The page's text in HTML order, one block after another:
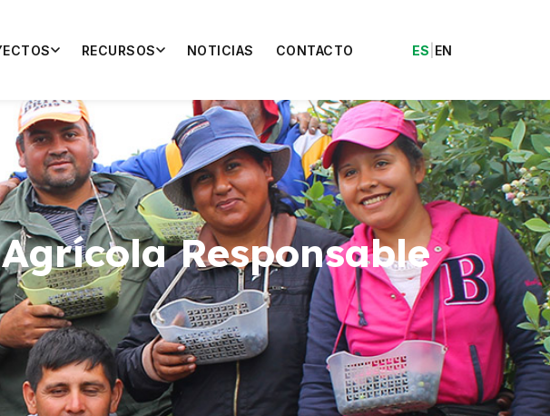
RECURSOS NOTICIAS CONTACTO ES EN
Responsable